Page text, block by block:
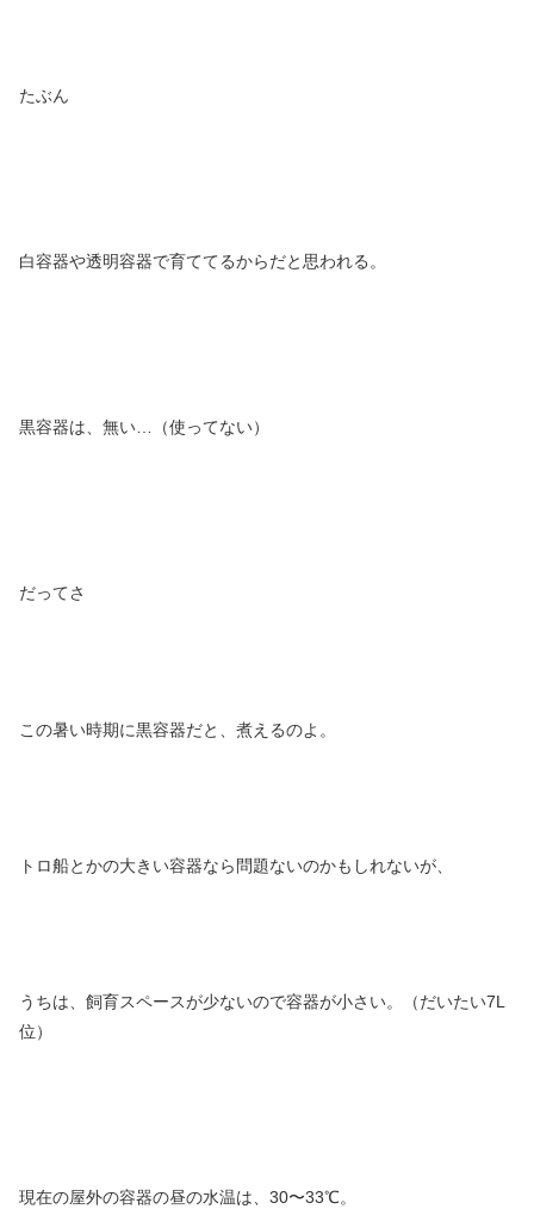
たぶん
白容器や透明容器で育ててるからだと思われる。
黒容器は、無い…（使ってない）
だってさ
この暑い時期に黒容器だと、煮えるのよ。
トロ船とかの大きい容器なら問題ないのかもしれないが、
うちは、飼育スペースが少ないので容器が小さい。（だいたい7L
位）
現在の屋外の容器の昼の水温は、30〜33℃。